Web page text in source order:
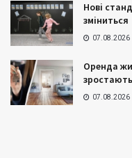
Нові
зміниться
07.08.2026
Оренда
зростають
07.08.2026